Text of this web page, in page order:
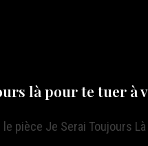
là pour te tuer à
pièce Je Serai Toujours Là